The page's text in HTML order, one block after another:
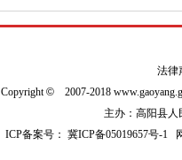
法律
Copyright© 2007-2018
主办：高阳县人
ICP备案号：冀ICP备05019657号-1